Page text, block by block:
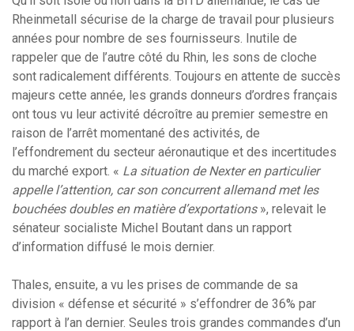
Rheinmetall sécurise de la charge de travail pour plusieurs
années pour nombre de ses fournisseurs. Inutile de
rappeler que de l’autre côté du Rhin, les sons de cloche
sont radicalement différents. Toujours en attente de succès
majeurs cette année, les grands donneurs d’ordres français
ont tous vu leur activité décroître au premier semestre en
raison de l’arrêt momentané des activités, de
l’effondrement du secteur aéronautique et des incertitudes
du marché export. « La situation de Nexter en particulier
appelle l’attention, car son concurrent allemand met les
bouchées doubles en matière d’exportations», relevait le
sénateur socialiste Michel Boutant dans un rapport
d’information diffusé le mois dernier.
Thales, ensuite, a vu les prises de commande de sa
division « défense et sécurité » s’effondrer de 36% par
rapport à l’an dernier. Seules trois grandes commandes d’un